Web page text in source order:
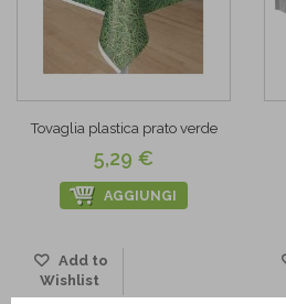
Tovaglia plastica prato verde
5,29 €
AGGIUNGI
Add to
Wishlist